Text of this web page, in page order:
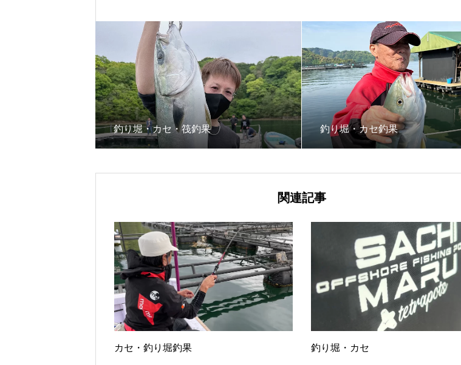
釣り堀・カセ・筏釣果 釣り堀・カセ釣果
関連記事
カセ・釣り堀釣果 釣り堀・カセ